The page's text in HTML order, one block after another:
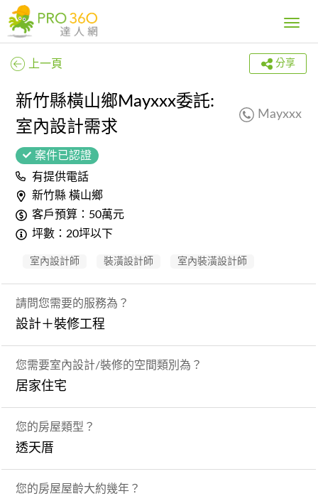
Toggle
上一頁 分享
新竹縣橫山鄉Mayxxx委託:
室內設計需求
Mayxxx
案件已認證
有提供電話
新竹縣 橫山鄉
客戶預算：50萬元
坪數：20坪以下
室內設計師 裝潢設計師 室內裝潢設計師
請問您需要的服務為？
設計＋裝修工程
您需要室內設計/裝修的空間類別為？
居家住宅
您的房屋類型？
透天厝
您的房屋屋齡大約幾年？